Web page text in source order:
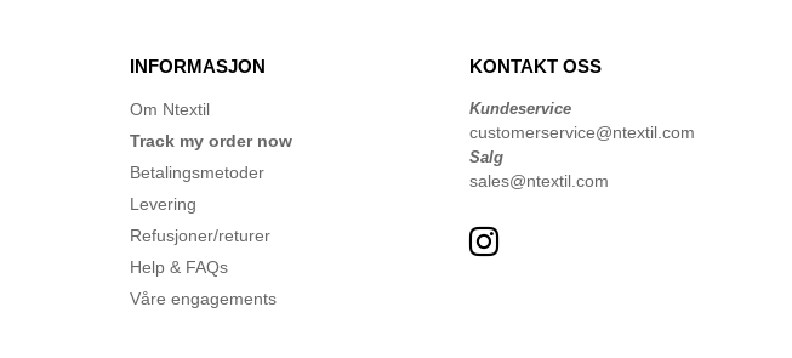
INFORMASJON
Om Ntextil
Track my order now
Betalingsmetoder
Levering
Refusjoner/returer
Help & FAQs
Våre engagements
KONTAKT OSS
Kundeservice
customerservice@ntextil.com
Salg
sales@ntextil.com